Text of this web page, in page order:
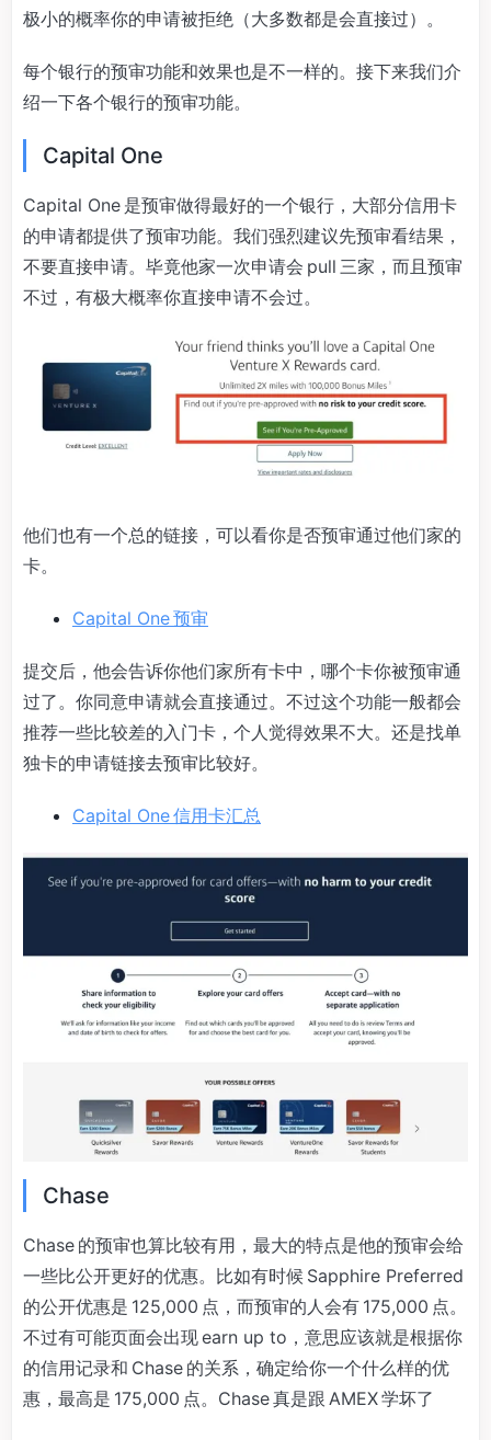
极小的概率你的申请被拒绝（大多数都是会直接过）。
每个银行的预审功能和效果也是不一样的。接下来我们介
绍一下各个银行的预审功能。
Capital One
Capital One 是预审做得最好的一个银行，大部分信用卡
的申请都提供了预审功能。我们强烈建议先预审看结果，
不要直接申请。毕竟他家一次申请会 pull 三家，而且预审
不过，有极大概率你直接申请不会过。
他们也有一个总的链接，可以看你是否预审通过他们家的
卡。
Capital One 预审
提交后，他会告诉你他们家所有卡中，哪个卡你被预审通
过了。你同意申请就会直接通过。不过这个功能一般都会
推荐一些比较差的入门卡，个人觉得效果不大。还是找单
独卡的申请链接去预审比较好。
Capital One 信用卡汇总
Chase
Chase 的预审也算比较有用，最大的特点是他的预审会给
一些比公开更好的优惠。比如有时候 Sapphire Preferred
的公开优惠是 125,000 点，而预审的人会有 175,000 点。
不过有可能页面会出现 earn up to，意思应该就是根据你
的信用记录和 Chase 的关系，确定给你一个什么样的优
惠，最高是 175,000 点。Chase 真是跟 AMEX 学坏了